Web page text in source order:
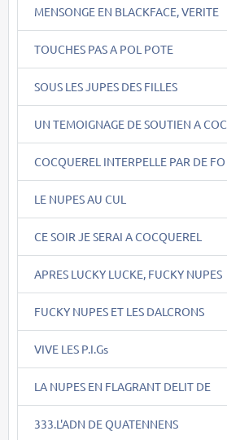
MENSONGE EN BLACKFACE, VERITE
TOUCHES PAS A POL POTE
SOUS LES JUPES DES FILLES
UN TEMOIGNAGE DE SOUTIEN A COC
COCQUEREL INTERPELLE PAR DE FO
LE NUPES AU CUL
CE SOIR JE SERAI A COCQUEREL
APRES LUCKY LUCKE, FUCKY NUPES
FUCKY NUPES ET LES DALCRONS
VIVE LES P.I.Gs
LA NUPES EN FLAGRANT DELIT DE
333.L'ADN DE QUATENNENS